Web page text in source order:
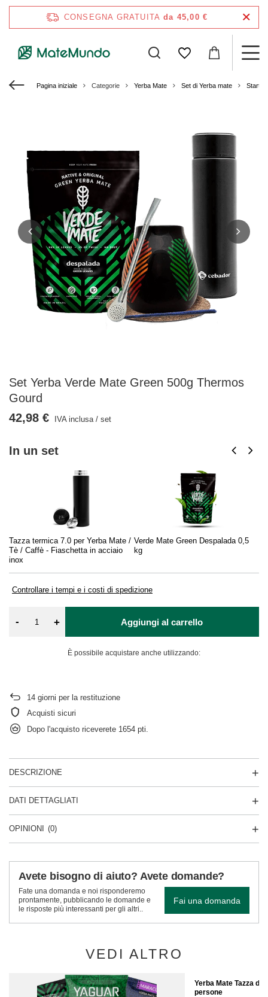
CONSEGNA GRATUITA da 45,00 €
Pagina iniziale Categorie Yerba Mate Set di Yerba mate Starter
Set Yerba Verde Mate Green 500g Thermos
Gourd
In un set
Tazza termica 7.0 per Yerba Mate /
Tè / Caffè - Fiaschetta in acciaio
inox
Verde Mate Green Despalada 0,5
kg
Controllare i tempi e i costi di spedizione
42,98 € IVA inclusa/ set
- + Aggiungi al carrello
È possibile acquistare anche utilizzando:
14 giorni per la restituzione
Acquisti sicuri
Dopo l'acquisto riceverete 1654 pti.
DESCRIZIONE
DATI DETTAGLIATI
OPINIONI (0)
Avete bisogno di aiuto? Avete domande?
Fate una domanda e noi risponderemo
prontamente, pubblicando le domande e
le risposte più interessanti per gli altri..
Fai una domanda
VEDI ALTRO
Yerba Mate Tazza di
persone